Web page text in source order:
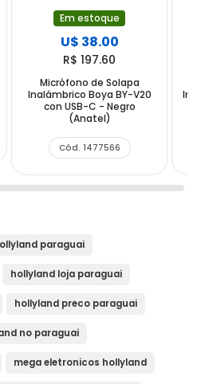
Em estoque
U$ 38.00
R$ 197.60
Micrófono de Solapa
Inalámbrico Boya BY-V20
con USB-C - Negro
(Anatel)
Cód. 1477566
paraguai
hollyland loja paraguai
hollyland preco paraguai
no paraguai
mega eletronicos hollyland